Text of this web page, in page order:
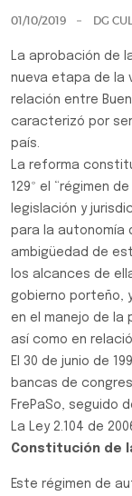
01/10/2019 DG
La aprobación de
nueva etapa de la
relación entre
caracterizó por
país.
La reforma
129º el “régimen
legislación y
para la autonomía
ambigüedad de
los alcances de
gobierno porteño,
en el manejo de la
así como en
El 30 de junio de
bancas de
FrePaSo, seguido
La Ley 2.104 de
Constitución de
Este régimen de